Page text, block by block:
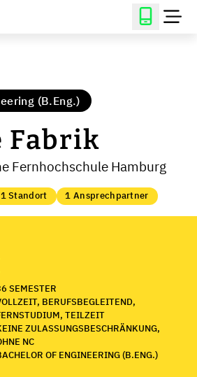
(B.Eng.)
Fabrik
Fernhochschule Hamburg
1 Standort 1 Ansprechpartner
SEMESTER
BERUFSBEGLEITEND,
TEILZEIT
ZULASSUNGSBESCHRÄNKUNG,
NC
OF ENGINEERING (B.ENG.)